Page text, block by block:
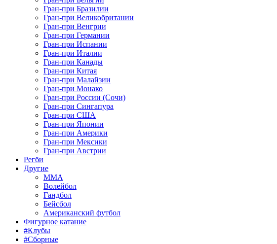
Гран-при Бразилии
Гран-при Великобритании
Гран-при Венгрии
Гран-при Германии
Гран-при Испании
Гран-при Италии
Гран-при Канады
Гран-при Китая
Гран-при Малайзии
Гран-при Монако
Гран-при России (Сочи)
Гран-при Сингапура
Гран-при США
Гран-при Японии
Гран-при Америки
Гран-при Мексики
Гран-при Австрии
Регби
Другие
MMA
Волейбол
Гандбол
Бейсбол
Американский футбол
Фигурное катание
#Клубы
#Сборные